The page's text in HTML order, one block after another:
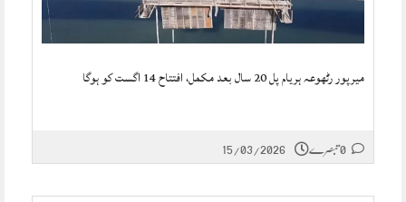
میرپور رٹھوعہ ہریام پل 20 سال بعد مکمل، افتتاح 14 اگست کو ہوگا
15/03/2026